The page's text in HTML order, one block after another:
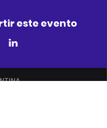
este evento